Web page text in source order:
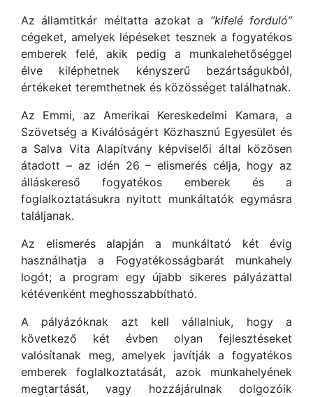
Az államtitkár méltatta azokat a “kifelé forduló”
cégeket, amelyek lépéseket tesznek a fogyatékos
emberek felé, akik pedig a munkalehetőséggel
élve kiléphetnek kényszerű bezártságukból,
értékeket teremthetnek és közösséget találhatnak.
Az Emmi, az Amerikai Kereskedelmi Kamara, a
Szövetség a Kiválóságért Közhasznú Egyesület és
a Salva Vita Alapítvány képviselői által közösen
átadott – az idén 26 – elismerés célja, hogy az
álláskereső fogyatékos emberek és a
foglalkoztatásukra nyitott munkáltatók egymásra
találjanak.
Az elismerés alapján a munkáltató két évig
használhatja a Fogyatékosságbarát munkahely
logót; a program egy újabb sikeres pályázattal
kétévenként meghosszabbítható.
A pályázóknak azt kell vállalniuk, hogy a
következő két évben olyan fejlesztéseket
valósítanak meg, amelyek javítják a fogyatékos
emberek foglalkoztatását, azok munkahelyének
megtartását, vagy hozzájárulnak dolgozóik